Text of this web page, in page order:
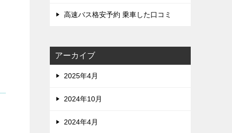
高速バス格安予約 乗車した口コミ
アーカイブ
2025年4月
2024年10月
2024年4月